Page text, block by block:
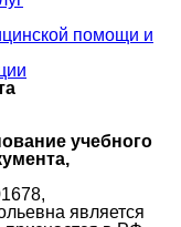
помощи и
учебного
является